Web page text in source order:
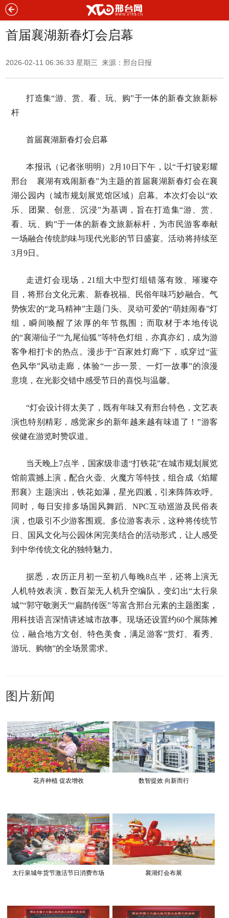
首届襄湖新春灯会启幕
2026-02-11 06:36:33 星期三 来源：邢台日报
打造集“游、赏、看、玩、购”于一体的新春文旅新标
杆
首届襄湖新春灯会启幕
本报讯（记者张明明）2月10日下午，以“千灯骏彩耀
邢台 襄湖有戏闹新春”为主题的首届襄湖新春灯会在襄
湖公园内（城市规划展览馆区域）启幕。本次灯会以“欢
乐、团聚、创意、沉浸”为基调，旨在打造集“游、赏、
看、玩、购”于一体的新春文旅新标杆，为市民游客奉献
一场融合传统韵味与现代光影的节日盛宴。活动将持续至
3月9日。
走进灯会现场，21组大中型灯组错落有致、璀璨夺
目，将邢台文化元素、新春祝福、民俗年味巧妙融合。气
势恢宏的“龙马精神”主题门头、灵动可爱的“萌娃闹春”灯
组，瞬间唤醒了浓厚的年节氛围；而取材于本地传说
的“襄湖仙子”“九尾仙狐”等特色灯组，亦真亦幻，成为游
客争相打卡的热点。漫步于“百家姓灯廊”下，或穿过“蓝
色风华”风动走廊，体验“一步一景、一灯一故事”的浪漫
意境，在光影交错中感受节日的喜悦与温馨。
“灯会设计得太美了，既有年味又有邢台特色，文艺表
演也特别精彩，感觉家乡的新年越来越有味道了！”游客
侯健在游览时赞叹道。
当天晚上7点半，国家级非遗“打铁花”在城市规划展览
馆前震撼上演，配合火壶、火魔方等特技，组合成《焰耀
邢襄》主题演出，铁花如瀑，星光四溅，引来阵阵欢呼。
同时，每日安排多场国风舞蹈、NPC互动巡游及民俗表
演，也吸引不少游客围观。多位游客表示，这种将传统节
日、国风文化与公园休闲完美结合的活动形式，让人感受
到中华传统文化的独特魅力。
据悉，农历正月初一至初八每晚8点半，还将上演无
人机特效表演，数百架无人机升空编队，变幻出“太行泉
城”“郭守敬测天”“扁鹊传医”等富含邢台元素的主题图案，
用科技语言深情讲述城市故事。现场还设置约60个展陈摊
位，融合地方文创、特色美食，满足游客“赏灯、看秀、
游玩、购物”的全场景需求。
图片新闻
花卉种植 促农增收 数智提效 向新而行
太行泉城年货节激活节日消费市场 襄湖灯会布展